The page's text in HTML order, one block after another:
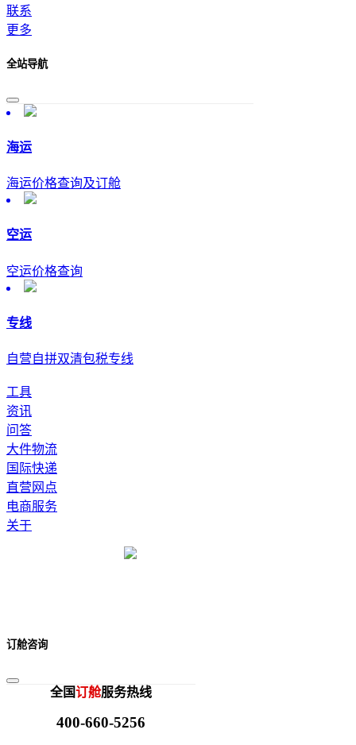
联系
更多
全站导航
海运
海运价格查询及订舱
空运
空运价格查询
专线
自营自拼双清包税专线
工具
资讯
问答
大件物流
国际快递
直营网点
电商服务
关于
订舱咨询
全国订舱服务热线
400-660-5256